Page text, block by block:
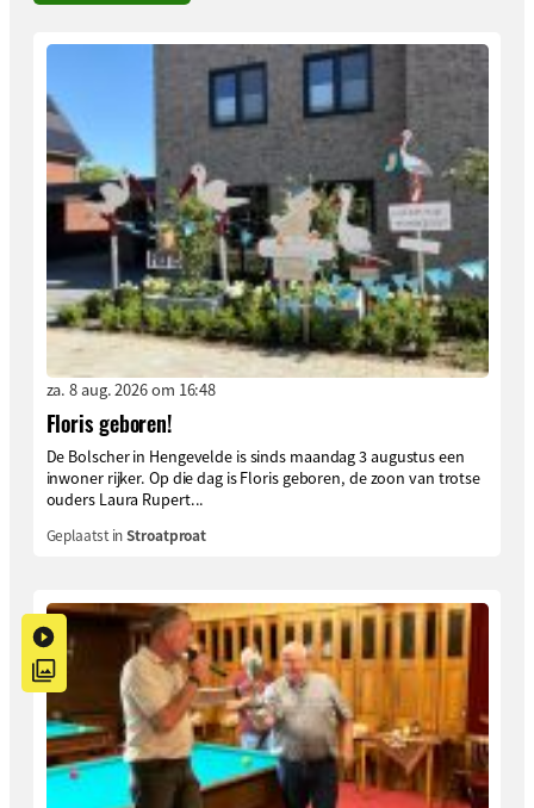
za. 8 aug. 2026 om 16:48
Floris geboren!
De Bolscher in Hengevelde is sinds maandag 3 augustus een
inwoner rijker. Op die dag is Floris geboren, de zoon van trotse
ouders Laura Rupert...
Geplaatst inStroatproat